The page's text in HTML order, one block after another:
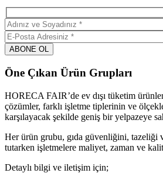
Öne Çıkan Ürün Grupları
HORECA FAIR’de ev dışı tüketim
çözümler, farklı işletme tiplerinin ve
karşılayacak şekilde geniş bir yelpazeye
Her ürün grubu, gıda güvenliğini, tazeliği
tutarken işletmelere maliyet, zaman ve
Detaylı bilgi ve iletişim için;